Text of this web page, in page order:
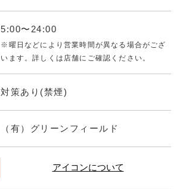
5:00〜24:00
※曜日などにより営業時間が異なる場合がござ
います。詳しくは店舗にご確認ください。
対策あり(禁煙)
（有）グリーンフィールド
アイコンについて